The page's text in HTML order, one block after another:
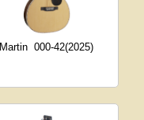
Martin 000-42(2025)